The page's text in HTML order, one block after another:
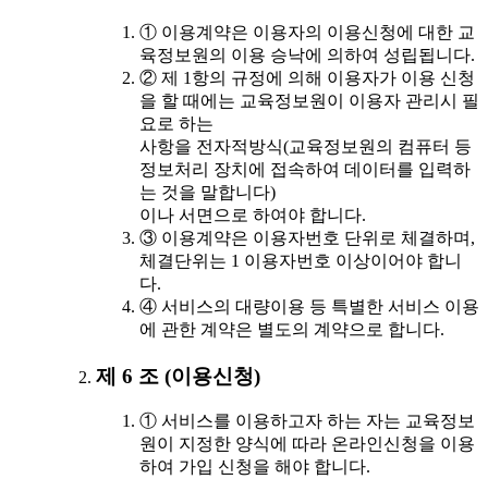
① 이용계약은 이용자의 이용신청에 대한 교
육정보원의 이용 승낙에 의하여 성립됩니다.
② 제 1항의 규정에 의해 이용자가 이용 신청
을 할 때에는 교육정보원이 이용자 관리시 필
요로 하는
사항을 전자적방식(교육정보원의 컴퓨터 등
정보처리 장치에 접속하여 데이터를 입력하
는 것을 말합니다)
이나 서면으로 하여야 합니다.
③ 이용계약은 이용자번호 단위로 체결하며,
체결단위는 1 이용자번호 이상이어야 합니
다.
④ 서비스의 대량이용 등 특별한 서비스 이용
에 관한 계약은 별도의 계약으로 합니다.
제 6 조 (이용신청)
① 서비스를 이용하고자 하는 자는 교육정보
원이 지정한 양식에 따라 온라인신청을 이용
하여 가입 신청을 해야 합니다.